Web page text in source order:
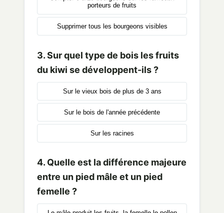
porteurs de fruits
Supprimer tous les bourgeons visibles
3. Sur quel type de bois les fruits
du kiwi se développent-ils ?
Sur le vieux bois de plus de 3 ans
Sur le bois de l'année précédente
Sur les racines
4. Quelle est la différence majeure
entre un pied mâle et un pied
femelle ?